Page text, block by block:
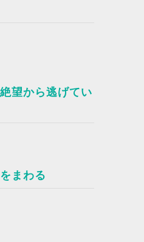
望から逃げてい
まわる